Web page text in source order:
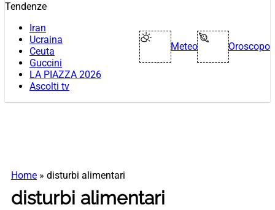
Tendenze
Iran
Ucraina
Ceuta
Guccini
LA PIAZZA 2026
Ascolti tv
Meteo Oroscopo
Home » disturbi alimentari
disturbi alimentari